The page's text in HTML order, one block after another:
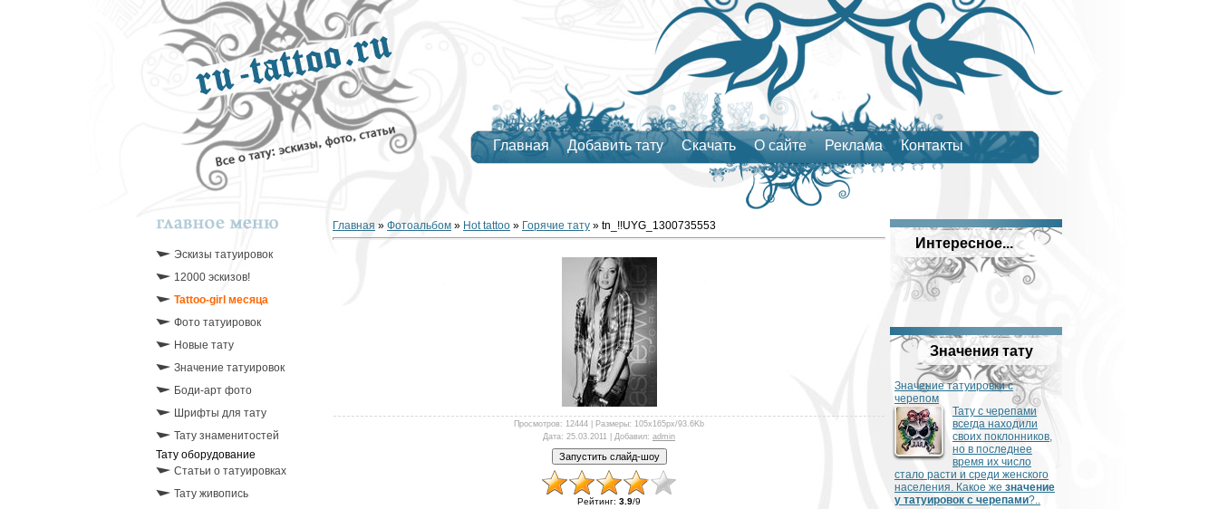
Главная Добавить тату Скачать О сайте Реклама Контакты
Эскизы татуировок
12000 эскизов!
Tattoo-girl месяца
Фото татуировок
Новые тату
Значение татуировок
Боди-арт фото
Шрифты для тату
Тату знаменитостей
Тату оборудование
Статьи о татуировках
Тату живопись
Интересное...
Значения тату
Значение татуировки с
черепом
Тату с черепами
всегда находили
своих поклонников,
но в последнее
время их число
стало расти и среди женского
населения. Какое же значение
у татуировок с черепами?..
Главная » Фотоальбом » Hot tattoo » Горячие тату » tn_!!UYG_1300735553
Просмотров: 12444 | Размеры: 105x165px/93.6Kb
Дата: 25.03.2011 | Добавил: admin
Рейтинг: 3.9/9